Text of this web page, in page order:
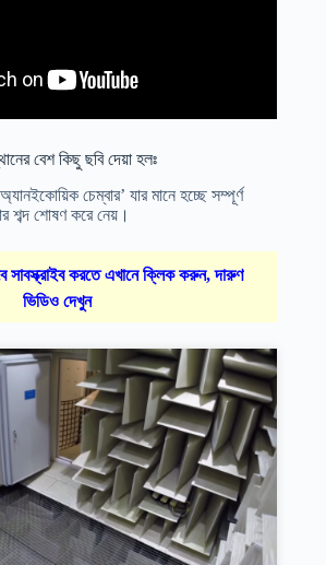
বেশ কিছু ছবি দেয়া হলঃ
চেম্বার’ যার মানে হচ্ছে সম্পূর্ণ
শব্দ শোষণ করে নেয়।
সাবস্ক্রাইব করতে এখানে ক্লিক করুন, দারুণ
ভিডিও দেখুন